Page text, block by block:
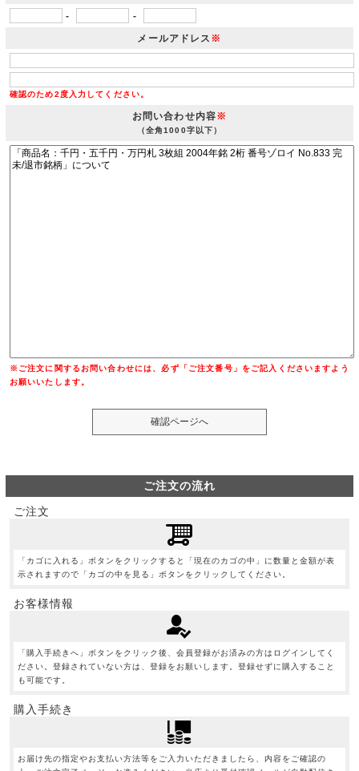
- -
メールアドレス ※
確認のため2度入力してください。
お問い合わせ内容※
（全角1000字以下）
※ご注文に関するお問い合わせには、必ず「ご注文番号」をご記入くださいますよう
お願いいたします。
ご注文の流れ
ご注文
「カゴに入れる」ボタンをクリックすると「現在のカゴの中」に数量と金額が表
示されますので「カゴの中を見る」ボタンをクリックしてください。
お客様情報
「購入手続きへ」ボタンをクリック後、会員登録がお済みの方はログインしてく
ださい。登録されていない方は、登録をお願いします。登録せずに購入すること
も可能です。
購入手続き
お届け先の指定やお支払い方法等をご入力いただきましたら、内容をご確認の